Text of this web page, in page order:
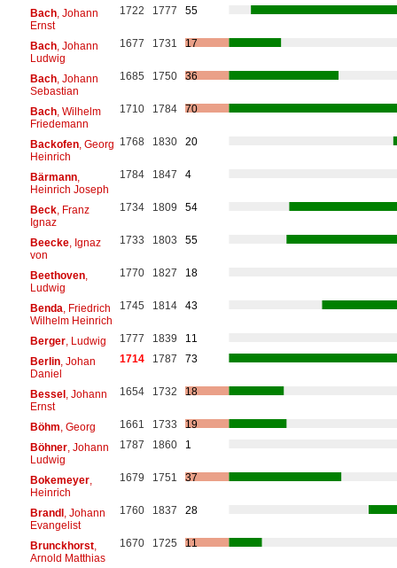
Bach, Johann
Ernst
1722 1777 55
Bach, Johann
Ludwig
1677 1731 17
Bach, Johann
Sebastian
1685 1750 36
Bach, Wilhelm
Friedemann
1710 1784 70
Backofen, Georg
Heinrich
1768 1830 20
Bärmann,
Heinrich Joseph
1784 1847 4
Beck, Franz
Ignaz
1734 1809 54
Beecke, Ignaz
von
1733 1803 55
Beethoven,
Ludwig
1770 1827 18
Benda , Friedrich
Wilhelm Heinrich
1745 1814 43
Berger, Ludwig 1777 1839
11
Berlin, Johan
Daniel
1714 1787 73
Bessel, Johann
Ernst
1654 1732 18
Böhm , Georg 1661 1733
19
Böhner, Johann
Ludwig
1787 1860 1
Bokemeyer,
Heinrich
1679 1751 37
Brandl, Johann
Evangelist
1760 1837 28
Brunckhorst,
Arnold Matthias
1670 1725 11